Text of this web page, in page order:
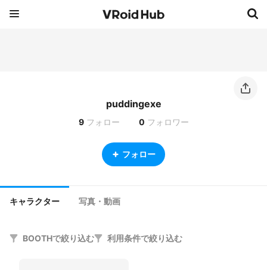
puddingexe
9 フォロー 0 フォロワー
フォロー
キャラクター 写真・動画
BOOTHで絞り込む 利用条件で絞り込む